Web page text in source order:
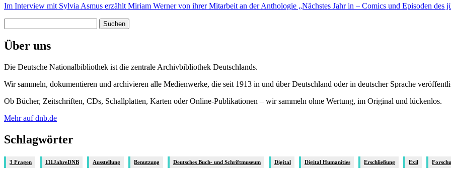
Im Interview mit Sylvia Asmus erzählt Miriam Werner von ihrer Mitarbeit an der Anthologie „Nächstes Jahr in – Comics und Episoden des
nach:
Über uns
Die Deutsche Nationalbibliothek ist die zentrale Archivbibliothek Deutschlands.
Wir sammeln, dokumentieren und archivieren alle Medienwerke, die seit 1913 in und über Deutschland oder in deutscher Sprache
Ob Bücher, Zeitschriften, CDs, Schallplatten, Karten oder Online-Publikationen – wir sammeln ohne Wertung, im Original und lückenlos.
Mehr auf dnb.de
Schlagwörter
3 Fragen 111JahreDNB Ausstellung Benutzung Deutsches Buch- und Schriftmuseum Digital Digital Humanities Erschließung Exil